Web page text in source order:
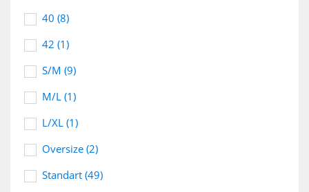
40 (8)
42 (1)
S/M (9)
M/L (1)
L/XL (1)
Oversize (2)
Standart (49)